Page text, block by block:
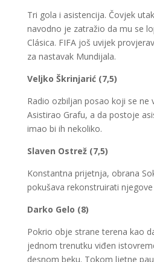
Tri gola i asistencija. Čovjek
navodno je zatražio da mu se
Clásica. FIFA još uvijek
za nastavak Mundijala.
Veljko Škrinjarić (7,5)
Radio ozbiljan posao koji se ne
Asistirao Grafu, a da postoje
imao bi ih nekoliko.
Slaven Ostrež (7,5)
Konstantna prijetnja, obrana
pokušava rekonstruirati
Darko Gelo (8)
Pokrio obje strane terena kao
jednom trenutku viđen
desnom beku. Tokom ljetne